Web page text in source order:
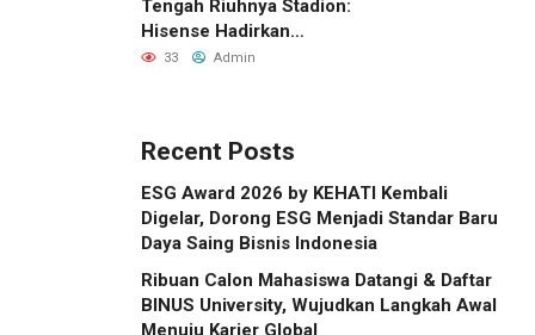
Tengah Riuhnya Stadion:
Hisense Hadirkan
Pengalaman FIFA World
Kota Tuan Rumah
33 Admin
Recent Posts
ESG Award 2026 by KEHATI Kembali
Digelar, Dorong ESG Menjadi Standar Baru
Daya Saing Bisnis Indonesia
Ribuan Calon Mahasiswa Datangi & Daftar
BINUS University, Wujudkan Langkah Awal
Menuju Karier Global